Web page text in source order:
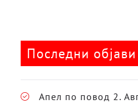
Последни
Апел по повод 2.